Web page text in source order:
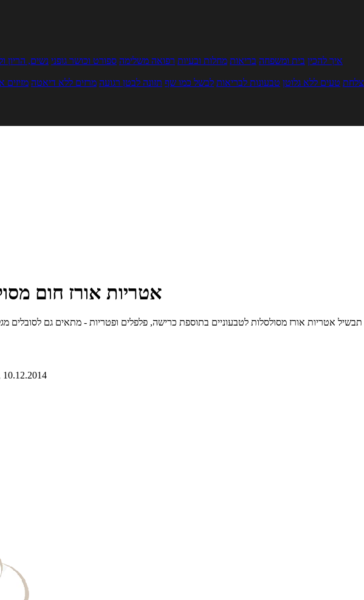
איך להכין בית ומשפחה בריאות מחלות ובעיות רפואה משלימה ספורט וכושר גופני נשים, הריון
טעים ללא גלוטן טבעונות לבריאות לבשל כמו שף תזונה לבטן רגועה מרזים ללא דיאטה מזיזים
אטריות אורז חום
תבשיל אטריות אורז מסולסלות לטבעוניים בתוספת כרישה, פלפלים ופטריות - מתאים גם לסובלים מגלוטן, 494 קלוריות למנה, 111 קלוריות ל-
10.12.2014